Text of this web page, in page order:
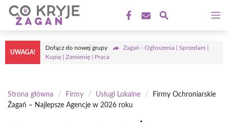
Przejdź
treści
UWAGA!
Dołącz do nowej grupy
Żagań - Ogłoszenia | Sprzedam |
Kupię | Zamienię | Praca
Strona główna / Firmy / Usługi Lokalne /
Firmy Ochroniarskie
Żagań – Najlepsze Agencje w 2026 roku